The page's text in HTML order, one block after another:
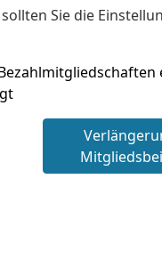
Sie die